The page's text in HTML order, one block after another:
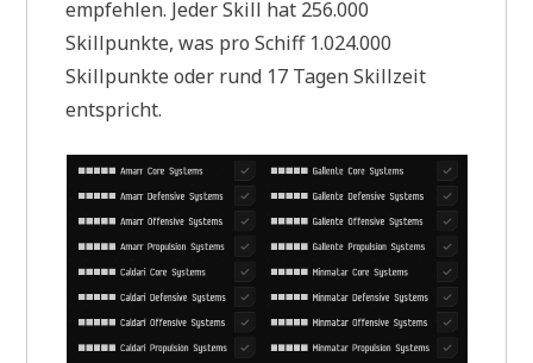
empfehlen. Jeder Skill hat 256.000
Skillpunkte, was pro Schiff 1.024.000
Skillpunkte oder rund 17 Tagen Skillzeit
entspricht.